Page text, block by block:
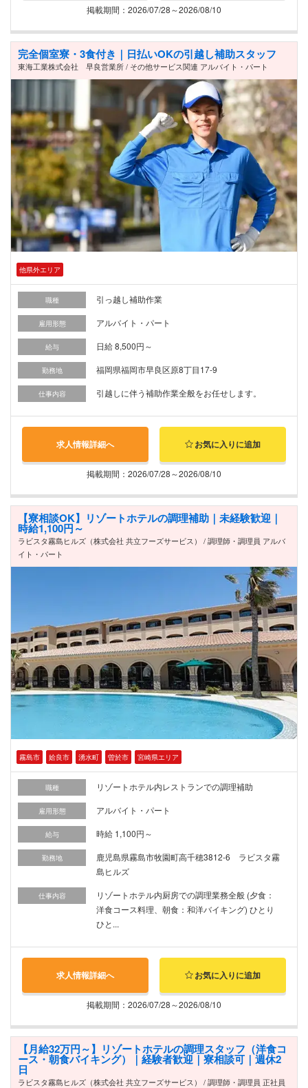
掲載期間：2026/07/28～2026/08/10
完全個室寮・3食付き｜日払いOKの引越し補助スタッフ
東海工業株式会社 早良営業所 / その他サービス関連 アルバイト・パート
他県外エリア
職種 引っ越し補助作業
雇用形態 アルバイト・パート
給与 日給 8,500円～
勤務地 福岡県福岡市早良区原8丁目17-9
仕事内容 引越しに伴う補助作業全般をお任せします。
求人情報詳細へ お気に入りに追加
掲載期間：2026/07/28～2026/08/10
【寮相談OK】リゾートホテルの調理補助｜未経験歓迎｜
時給1,100円～
ラビスタ霧島ヒルズ（株式会社 共立フーズサービス） / 調理師・調理員 アルバ
イト・パート
霧島市 姶良市 湧水町 曽於市 宮崎県エリア
職種 リゾートホテル内レストランでの調理補助
雇用形態 アルバイト・パート
給与 時給 1,100円～
勤務地
鹿児島県霧島市牧園町高千穂3812-6 ラビスタ霧
島ヒルズ
仕事内容
リゾートホテル内厨房での調理業務全般 (夕食：
洋食コース料理、朝食：和洋バイキング) ひとり
ひと...
求人情報詳細へ お気に入りに追加
掲載期間：2026/07/28～2026/08/10
【月給32万円～】リゾートホテルの調理スタッフ（洋食コ
ース・朝食バイキング）｜経験者歓迎｜寮相談可｜週休2
日
ラビスタ霧島ヒルズ（株式会社 共立フーズサービス） / 調理師・調理員 正社員